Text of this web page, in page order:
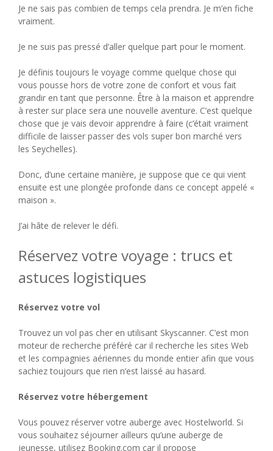
Je ne sais pas combien de temps cela prendra. Je m’en fiche
vraiment.
Je ne suis pas pressé d’aller quelque part pour le moment.
Je définis toujours le voyage comme quelque chose qui
vous pousse hors de votre zone de confort et vous fait
grandir en tant que personne. Être à la maison et apprendre
à rester sur place sera une nouvelle aventure. C’est quelque
chose que je vais devoir apprendre à faire (c’était vraiment
difficile de laisser passer des vols super bon marché vers
les Seychelles).
Donc, d’une certaine manière, je suppose que ce qui vient
ensuite est une plongée profonde dans ce concept appelé «
maison ».
J’ai hâte de relever le défi.
Réservez votre voyage : trucs et
astuces logistiques
Réservez votre vol
Trouvez un vol pas cher en utilisant Skyscanner. C’est mon
moteur de recherche préféré car il recherche les sites Web
et les compagnies aériennes du monde entier afin que vous
sachiez toujours que rien n’est laissé au hasard.
Réservez votre hébergement
Vous pouvez réserver votre auberge avec Hostelworld. Si
vous souhaitez séjourner ailleurs qu’une auberge de
jeunesse, utilisez Booking.com car il propose